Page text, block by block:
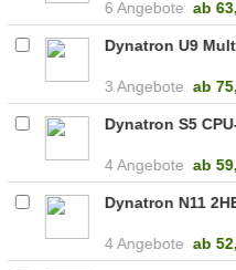
6 Angebote ab
Dynatron U9
3 Angebote ab
Dynatron S5
4 Angebote ab
Dynatron N11
4 Angebote ab